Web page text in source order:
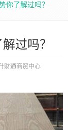
你了解过吗？
过吗？
财通商贸中心